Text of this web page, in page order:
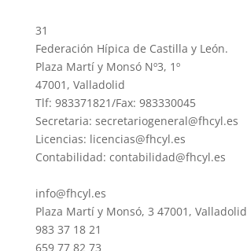
31
Federación Hípica de Castilla y León.
Plaza Martí y Monsó Nº3, 1º
47001, Valladolid
Tlf: 983371821/Fax: 983330045
Secretaria: secretariogeneral@fhcyl.es
Licencias: licencias@fhcyl.es
Contabilidad: contabilidad@fhcyl.es
info@fhcyl.es
Plaza Martí y Monsó, 3 47001, Valladolid
983 37 18 21
659 77 82 73